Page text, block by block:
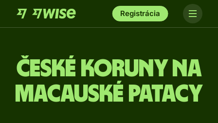
Registrácia
České koruny na
macauské patacy